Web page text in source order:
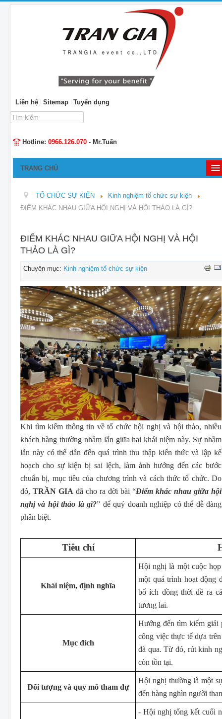
Liên hệ Sitemap
Tuyển dụng
Tìm
kiếm...
Hotline: 0966.126.070 - Mr.Tuấn
TRANG CHỦ
TỔ CHỨC SỰ KIỆN
THIẾT KẾ
THI CÔNG - LẮP ĐẶT THIẾT BỊ
TỔ CHỨC SỰ KIỆN
Kinh nghiệm tổ chức sự kiện
ĐIỂM KHÁC NHAU GIỮA HỘI NGHỊ VÀ HỘI THẢO LÀ GÌ?
ĐIỂM KHÁC NHAU GIỮA HỘI NGHỊ VÀ HỘI
THẢO LÀ GÌ?
Chuyên mục: Kinh nghiệm tổ chức sự kiện
Khi tìm kiếm thông tin về tổ chức hội nghị và hội thảo, nhiều
khách hàng thường nhầm lẫn giữa hai khái niệm này. Sự nhầm
lẫn này có thể dẫn đến quá trình thu thập kiến thức và lập kế
hoạch cho sự kiện bị sai lệch, làm ảnh hưởng đến các bước
chuẩn bị, mục tiêu của chương trình và cách thức tổ chức. Do
đó, TRẦN GIA đã cho ra đời bài “Điểm khác nhau giữa hội
nghị và hội thảo là gì?” để quý doanh nghiệp có thể dễ dàng
phân biệt.
Tiêu chí
Khái niệm, định nghĩa
Hội nghị là một cuộc
một quá trình hoạt động
bổ ích đồng thời đề ra
tương lai.
Mục đích
Hướng đến tìm kiếm giải
công việc thực tế dựa
đã qua. Từ đó, rút kinh
còn tồn tại.
Đối tượng và quy mô tham dự
Hội nghị thường là một
đến hàng nghìn người
- Hội nghị tổng kết cuối